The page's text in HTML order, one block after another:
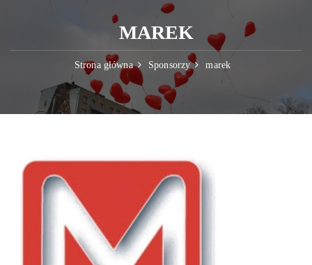
MAREK
Strona główna Sponsorzy marek